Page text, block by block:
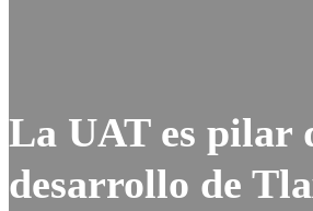
La UAT es pilar
desarrollo de